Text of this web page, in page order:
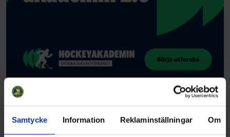
Samtycke Information Reklaminställningar Om